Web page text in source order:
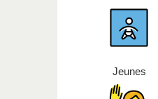
Jeunes